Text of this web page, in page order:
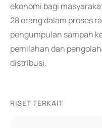
ekonomi bagi
28 orang dalam proses
pengumpulan sampah
pemilahan dan
distribusi.
RISET TERKAIT